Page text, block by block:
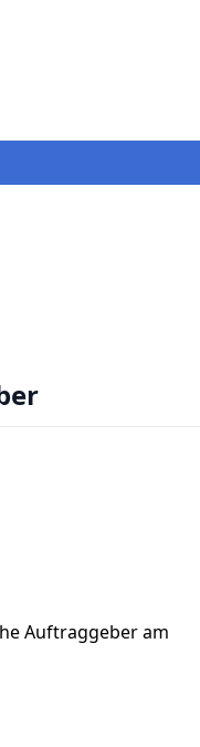
Auftraggeber am